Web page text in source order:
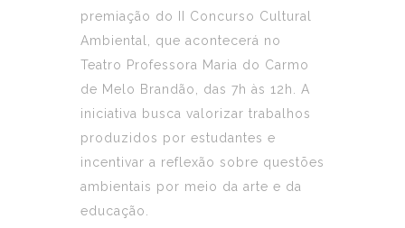
premiação do II Concurso Cultural
Ambiental, que acontecerá no
Teatro Professora Maria do Carmo
de Melo Brandão, das 7h às 12h. A
iniciativa busca valorizar trabalhos
produzidos por estudantes e
incentivar a reflexão sobre questões
ambientais por meio da arte e da
educação.